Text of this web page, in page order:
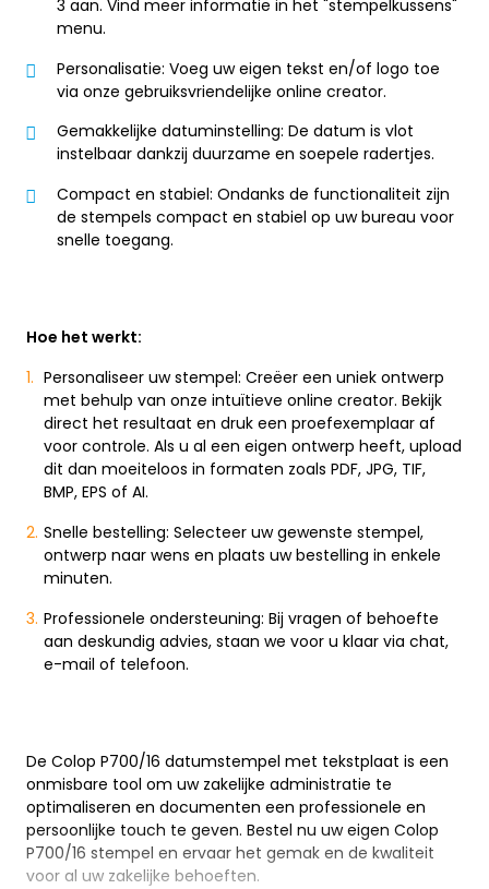
3 aan. Vind meer informatie in het "stempelkussens"
menu.
Personalisatie: Voeg uw eigen tekst en/of logo toe
via onze gebruiksvriendelijke online creator.
Gemakkelijke datuminstelling: De datum is vlot
instelbaar dankzij duurzame en soepele radertjes.
Compact en stabiel: Ondanks de functionaliteit zijn
de stempels compact en stabiel op uw bureau voor
snelle toegang.
Hoe het werkt:
Personaliseer uw stempel: Creëer een uniek ontwerp
met behulp van onze intuïtieve online creator. Bekijk
direct het resultaat en druk een proefexemplaar af
voor controle. Als u al een eigen ontwerp heeft, upload
dit dan moeiteloos in formaten zoals PDF, JPG, TIF,
BMP, EPS of AI.
Snelle bestelling: Selecteer uw gewenste stempel,
ontwerp naar wens en plaats uw bestelling in enkele
minuten.
Professionele ondersteuning: Bij vragen of behoefte
aan deskundig advies, staan we voor u klaar via chat,
e-mail of telefoon.
De Colop P700/16 datumstempel met tekstplaat is een
onmisbare tool om uw zakelijke administratie te
optimaliseren en documenten een professionele en
persoonlijke touch te geven. Bestel nu uw eigen Colop
P700/16 stempel en ervaar het gemak en de kwaliteit
voor al uw zakelijke behoeften.